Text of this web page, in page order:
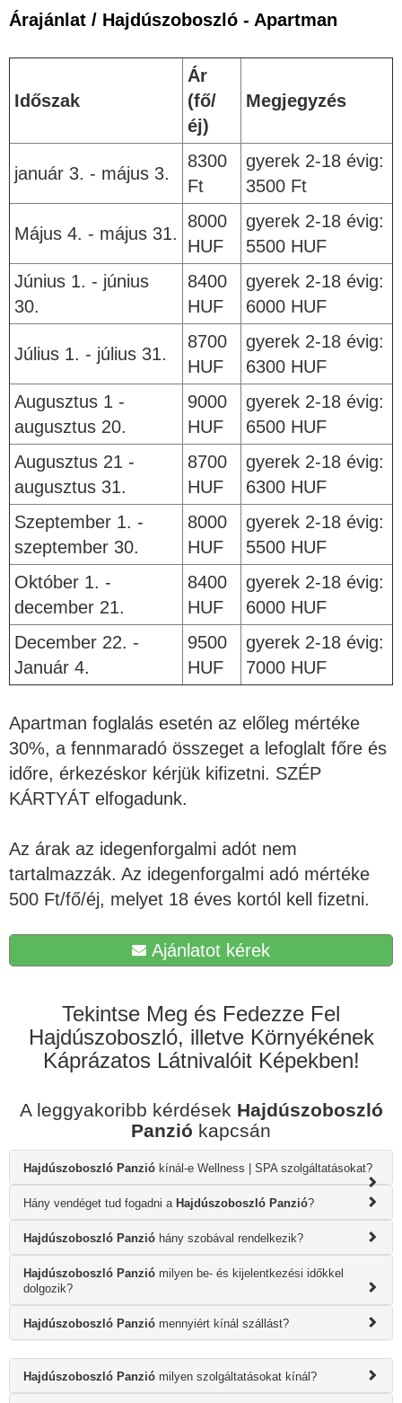
Árajánlat / Hajdúszoboszló - Apartman
Időszak
Ár
(fő/
éj)
Megjegyzés
január 3. - május 3.
8300
Ft
gyerek 2-18 évig:
3500 Ft
Május 4. - május 31.
8000
HUF
gyerek 2-18 évig:
5500 HUF
Június 1. - június
30.
8400
HUF
gyerek 2-18 évig:
6000 HUF
Július 1. - július 31.
8700
HUF
gyerek 2-18 évig:
6300 HUF
Augusztus 1 -
augusztus 20.
9000
HUF
gyerek 2-18 évig:
6500 HUF
Augusztus 21 -
augusztus 31.
8700
HUF
gyerek 2-18 évig:
6300 HUF
Szeptember 1. -
szeptember 30.
8000
HUF
gyerek 2-18 évig:
5500 HUF
Október 1. -
december 21.
8400
HUF
gyerek 2-18 évig:
6000 HUF
December 22. -
Január 4.
9500
HUF
gyerek 2-18 évig:
7000 HUF
Apartman foglalás esetén az előleg mértéke
30%, a fennmaradó összeget a lefoglalt főre és
időre, érkezéskor kérjük kifizetni. SZÉP
KÁRTYÁT elfogadunk.
Az árak az idegenforgalmi adót nem
tartalmazzák. Az idegenforgalmi adó mértéke
500 Ft/fő/éj, melyet 18 éves kortól kell fizetni.
Ajánlatot kérek
Tekintse Meg és Fedezze Fel
Hajdúszoboszló, illetve Környékének
Káprázatos Látnivalóit Képekben!
A leggyakoribb kérdések Hajdúszoboszló
Panzió kapcsán
Hajdúszoboszló Panzió kínál-e Wellness | SPA szolgáltatásokat?
Hány vendéget tud fogadni a Hajdúszoboszló Panzió?
Hajdúszoboszló Panzió hány szobával rendelkezik?
Hajdúszoboszló Panzió milyen be- és kijelentkezési időkkel
dolgozik?
Hajdúszoboszló Panzió mennyiért kínál szállást?
Hajdúszoboszló Panzió milyen szolgáltatásokat kínál?